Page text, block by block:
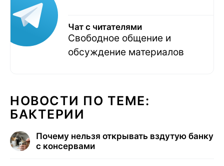
Чат с читателями
Свободное общение и
обсуждение материалов
НОВОСТИ ПО ТЕМЕ:
БАКТЕРИИ
Почему нельзя открывать вздутую банку
с консервами